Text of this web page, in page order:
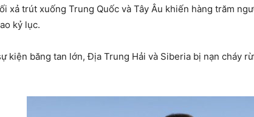
xả trút xuống Trung Quốc và Tây Âu khiến hàng trăm
kỷ lục.
kiện băng tan lớn, Địa Trung Hải và Siberia bị nạn cháy